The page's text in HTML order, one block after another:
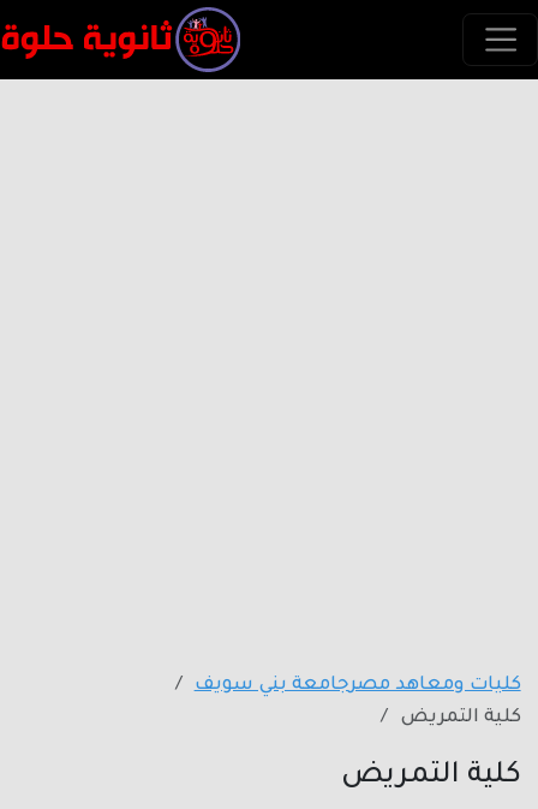
كليات ومعاهد مصرجامعة بني سويف
كلية التمريض
كلية التمريض